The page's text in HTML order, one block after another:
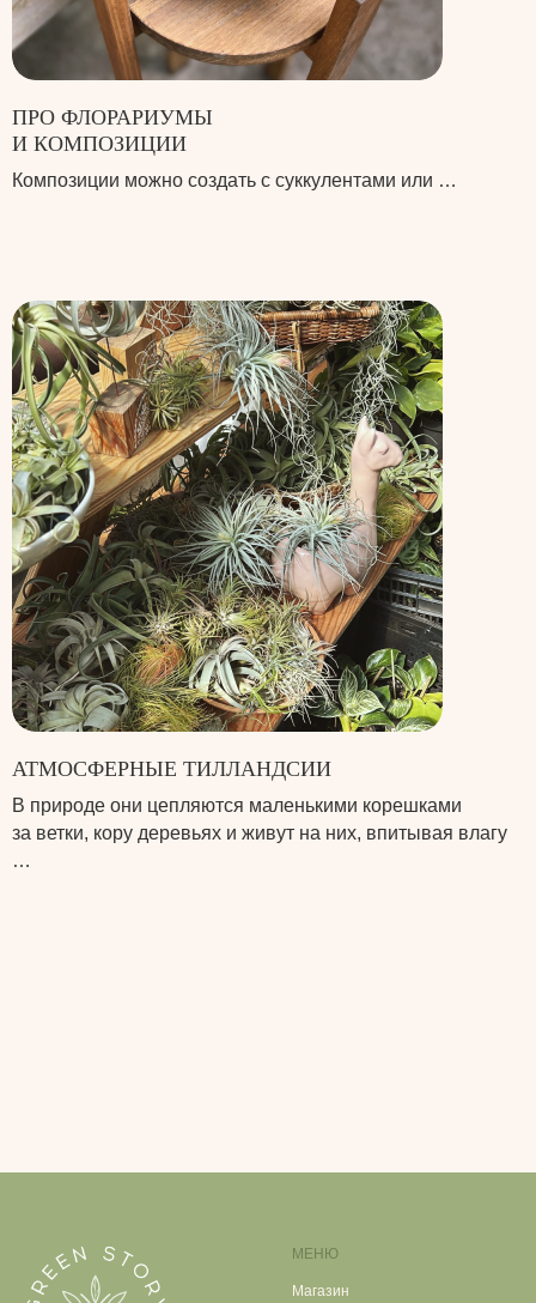
ПРО ФЛОРАРИУМЫ
И КОМПОЗИЦИИ
Композиции можно создать с суккулентами или …
АТМОСФЕРНЫЕ ТИЛЛАНДСИИ
В природе они цепляются маленькими корешками
за ветки, кору деревьях и живут на них, впитывая влагу
…
МЕНЮ
Магазин